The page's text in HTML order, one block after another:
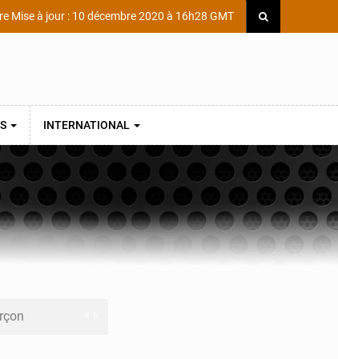
Mise à jour : 10 décembre 2020 à 16h28 GMT
INTERNATIONAL